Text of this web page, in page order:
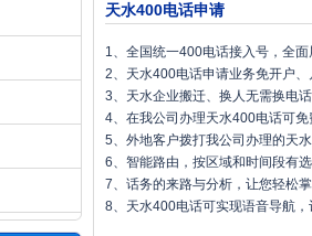
天水400电话申请
1、全国统一400电话接入号，全
2、天水400电话申请业务免开户
3、天水企业搬迁、换人无需换电
4、在我公司办理天水400电话可
5、外地客户拨打我公司办理的天
6、智能路由，按区域和时间段有
7、话务的来路与分析，让您轻松
8、天水400电话可实现语音导航